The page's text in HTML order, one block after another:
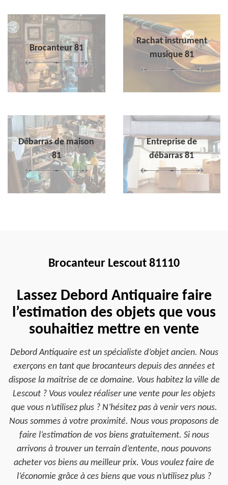
Brocanteur 81
Rachat instrument
musique 81
Débarras de maison
81
Entreprise de
débarras 81
Brocanteur Lescout 81110
Lassez Debord Antiquaire faire
l’estimation des objets que vous
souhaitiez mettre en vente
Debord Antiquaire est un spécialiste d’objet ancien. Nous
exerçons en tant que brocanteurs depuis des années et
dispose la maitrise de ce domaine. Vous habitez la ville de
Lescout ? Vous voulez réaliser une vente pour les objets
que vous n’utilisez plus ? N’hésitez pas à venir vers nous.
Nous sommes à votre proximité. Nous vous proposons de
faire l’estimation de vos biens gratuitement. Si nous
arrivons à trouver un terrain d’entente, nous pouvons
acheter vos biens au meilleur prix. Vous voulez faire de
l’économie grâce à ces biens que vous n’utilisez plus ?